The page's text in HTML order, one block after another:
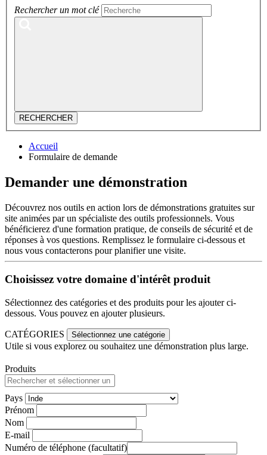
Rechercher un mot clé
RECHERCHER
Accueil
Formulaire de demande
Demander une démonstration
Découvrez nos outils en action lors de démonstrations gratuites sur
site animées par un spécialiste des outils professionnels. Vous
bénéficierez d'une formation pratique, de conseils de sécurité et de
réponses à vos questions. Remplissez le formulaire ci-dessous et
nous vous contacterons pour planifier une visite.
Choisissez votre domaine d'intérêt produit
Sélectionnez des catégories et des produits pour les ajouter ci-
dessous. Vous pouvez en ajouter plusieurs.
CATÉGORIES Sélectionnez une catégorie
Utile si vous explorez ou souhaitez une démonstration plus large.
Produits
Pays
Prénom
Nom
E-mail
Numéro de téléphone (facultatif)